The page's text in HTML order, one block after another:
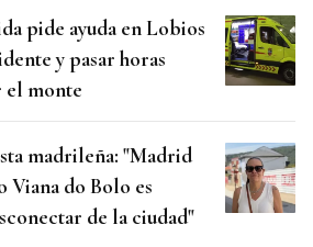
pide ayuda en Lobios
y pasar horas
el monte
madrileña: "Madrid
Viana do Bolo es
de la ciudad"